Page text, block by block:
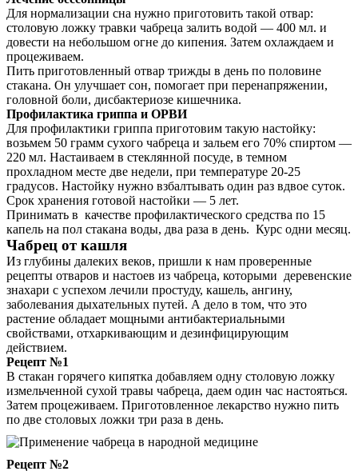
Для нормализации сна нужно приготовить такой отвар:
столовую ложку травки чабреца залить водой — 400 мл. и
довести на небольшом огне до кипения. Затем охлаждаем и
процеживаем.
Пить приготовленный отвар трижды в день по половине
стакана. Он улучшает сон, помогает при перенапряжении,
головной боли, дисбактериозе кишечника.
Профилактика гриппа и ОРВИ
Для профилактики гриппа приготовим такую настойку:
возьмем 50 грамм сухого чабреца и зальем его 70% спиртом —
220 мл. Настаиваем в стеклянной посуде, в темном
прохладном месте две недели, при температуре 20-25
градусов. Настойку нужно взбалтывать один раз вдвое суток.
Срок хранения готовой настойки — 5 лет.
Принимать в качестве профилактического средства по 15
капель на пол стакана воды, два раза в день. Курс одни месяц.
Чабрец от кашля
Из глубины далеких веков, пришли к нам проверенные
рецепты отваров и настоев из чабреца, которыми деревенские
знахари с успехом лечили простуду, кашель, ангину,
заболевания дыхательных путей. А дело в том, что это
растение обладает мощными антибактериальными
свойствами, отхаркивающим и дезинфицирующим
действием.
Рецепт №1
В стакан горячего кипятка добавляем одну столовую ложку
измельченной сухой травы чабреца, даем один час настояться.
Затем процеживаем. Приготовленное лекарство нужно пить
по две столовых ложки три раза в день.
Рецепт №2